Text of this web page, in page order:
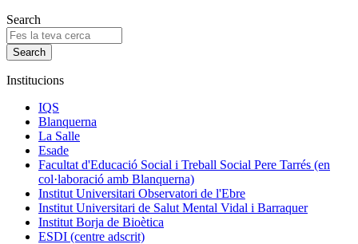
Search
Institucions
IQS
Blanquerna
La Salle
Esade
Facultat d'Educació Social i Treball Social Pere Tarrés (en
col·laboració amb Blanquerna)
Institut Universitari Observatori de l'Ebre
Institut Universitari de Salut Mental Vidal i Barraquer
Institut Borja de Bioètica
ESDI (centre adscrit)